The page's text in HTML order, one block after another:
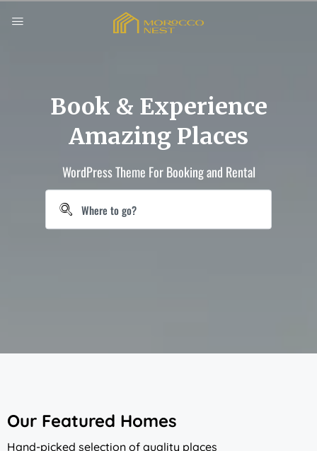
Book & Experience
Amazing Places
WordPress Theme For Booking and Rental
Our Featured Homes
Hand-picked selection of quality places